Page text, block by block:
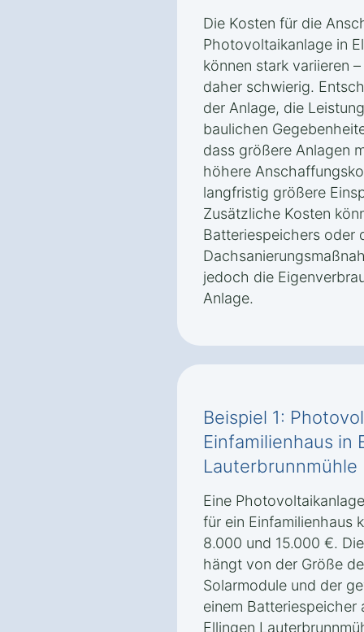
Die Kosten für die
Photovoltaikanlage in
können stark variieren
daher schwierig.
der Anlage, die
baulichen
dass größere Anlagen
höhere
langfristig größere
Zusätzliche Kosten
Batteriespeichers oder
jedoch die
Anlage.
Beispiel 1:
Einfamilienhaus in
Lauterbrunnmühle
Eine
für ein Einfamilienhaus
8.000 und 15.000 €.
hängt von der Größe
Solarmodule und der
einem
Ellingen